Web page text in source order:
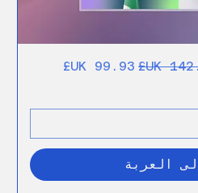
عادي سعر البيع
العربة